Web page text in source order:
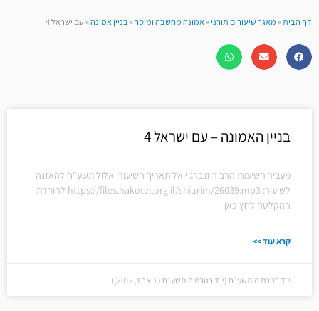
דף הבית»מאגר שיעורים תורני»אמונה מחשבה ומוסר»בניין אמונה»עם ישראל 4
בניין האמונה – עם ישראל 4
מעביר השיעור: הרב רוזנברג יואל תאריך השיעור: אלול תשע"ח להאזנה
לשיעור: https://files.hakotel.org.il/shiurim/26039.mp3 להורדת
ההקלטה לחץ כאן
קרא עוד >>
י״ד בטבת ה׳תשע״ח (י״ד בטבת ה׳תשע״ח (ינואר 1, 2018))